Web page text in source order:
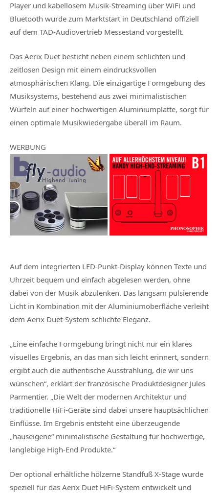
Player und kabellosem Musik-Streaming über WiFi und
Bluetooth wurde zum Marktstart in Deutschland offiziell
auf dem TAD-Audiovertrieb Messestand vorgestellt.
Das Aerix Duet besticht neben einem schlichten und
zeitlosen Design mit einem eindrucksvollen
atmosphärischen Klang. Die einzigartige Formgebung des
Musiksystems, bestehend aus zwei minimalistischen
Würfeln auf einer hochwertigen Aluminiumplatte, sorgt für
einen optimale Musikwiedergabe überall im Raum.
WERBUNG
Auf dem integrierten LED-Punkt-Display können Texte und
Uhrzeit bequem und einfach abgelesen werden, ohne
dabei von der Musik abzulenken. Das langsam pulsierende
Licht in Kombination mit der Aluminiumoberfläche verleiht
dem Aerix Duet-System schlichte Eleganz.
„Eine einfache Formgebung bringt nicht nur ein klares
visuelles Ergebnis, an das man sich leicht erinnert, sondern
ergibt auch die authentische Ausstrahlung, die wir uns
wünschen“, erklärt der französische Produktdesigner Jules
Parmentier. „Die Welt der modernen Architektur und
traditionelle HiFi-Geräte sind dabei unsere hauptsächlichen
Einflüsse. Im Ergebnis entsteht eine überzeugende
„hauseigene“ minimalistische Gestaltung für hochwertige,
langlebige High-End Produkte.“
Der optional erhältliche hölzerne Standfuß X-Stage wurde
speziell für das Aerix Duet HiFi-System entwickelt und